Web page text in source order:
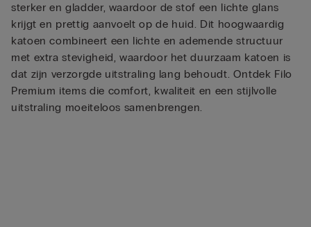
sterker en gladder, waardoor de stof een lichte glans
krijgt en prettig aanvoelt op de huid. Dit hoogwaardig
katoen combineert een lichte en ademende structuur
met extra stevigheid, waardoor het duurzaam katoen is
dat zijn verzorgde uitstraling lang behoudt. Ontdek Filo
Premium items die comfort, kwaliteit en een stijlvolle
uitstraling moeiteloos samenbrengen.